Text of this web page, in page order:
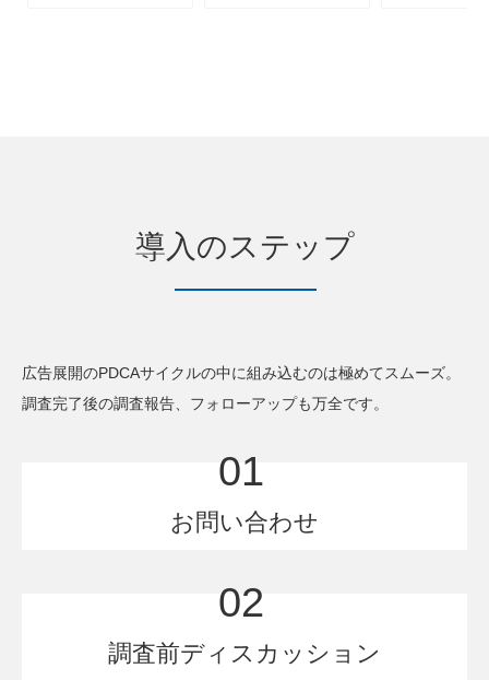
導入のステップ
広告展開のPDCAサイクルの中に組み込むのは極めてスムーズ。
調査完了後の調査報告、フォローアップも万全です。
01
お問い合わせ
02
調査前ディスカッション